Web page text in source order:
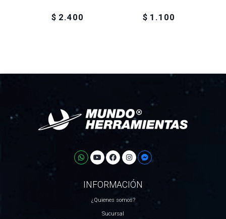
$ 2.400 $ 1.100
INFORMACIÓN
¿Quienes somos?
Sucursal